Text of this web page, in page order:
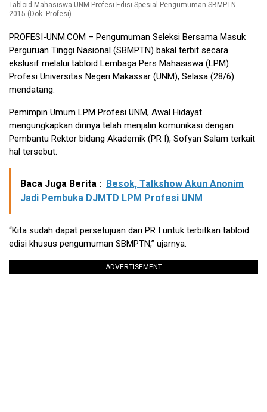
Tabloid Mahasiswa UNM Profesi Edisi Spesial Pengumuman SBMPTN
2015 (Dok. Profesi)
PROFESI-UNM.COM – Pengumuman Seleksi Bersama Masuk
Perguruan Tinggi Nasional (SBMPTN) bakal terbit secara
ekslusif melalui tabloid Lembaga Pers Mahasiswa (LPM)
Profesi Universitas Negeri Makassar (UNM), Selasa (28/6)
mendatang.
Pemimpin Umum LPM Profesi UNM, Awal Hidayat
mengungkapkan dirinya telah menjalin komunikasi dengan
Pembantu Rektor bidang Akademik (PR I), Sofyan Salam terkait
hal tersebut.
Baca Juga Berita : Besok, Talkshow Akun Anonim
Jadi Pembuka DJMTD LPM Profesi UNM
“Kita sudah dapat persetujuan dari PR I untuk terbitkan tabloid
edisi khusus pengumuman SBMPTN,” ujarnya.
ADVERTISEMENT